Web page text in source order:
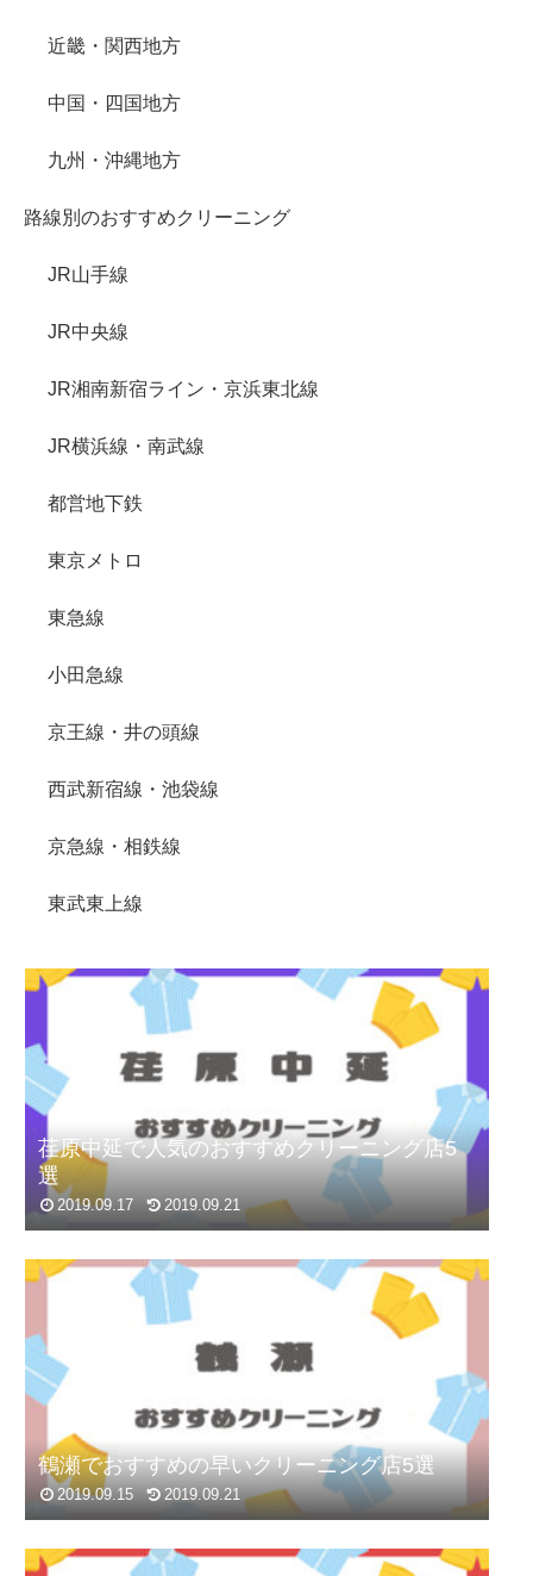
近畿・関西地方
中国・四国地方
九州・沖縄地方
路線別のおすすめクリーニング
JR山手線
JR中央線
JR湘南新宿ライン・京浜東北線
JR横浜線・南武線
都営地下鉄
東京メトロ
東急線
小田急線
京王線・井の頭線
西武新宿線・池袋線
京急線・相鉄線
東武東上線
荏原中延で人気のおすすめクリーニング店5
選
2019.09.17 2019.09.21
鶴瀬でおすすめの早いクリーニング店5選
2019.09.15 2019.09.21